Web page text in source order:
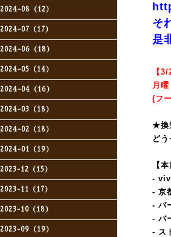
2024-08（12）
2024-07（17）
2024-06（18）
2024-05（14）
2024-04（16）
2024-03（18）
2024-02（18）
2024-01（19）
2023-12（15）
2023-11（17）
2023-10（18）
2023-09（19）
そ
是
【
月
(フ
★換
ど
【
-
- 京
- バ
- バ
- ス